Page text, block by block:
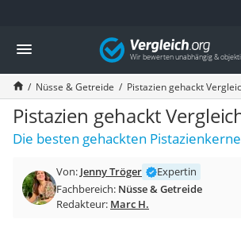
Die beliebtesten Vergleiche nach Kategorie
Lebensmittel
Schwarzkümmelöl
Knäckebrot
Schwarzkümmelöl-Kapseln
Manukahonig
Eiklar
Balsamico-Essig
Schwarzkümmelöl bio
Vergleich
Nüsse & Getreide Pistazien gehackt
Pistazien gehackt
Die besten gehackten
Von: Jenny Tröger
Expertin
Fachbereich: Nüsse & Getreide
Redakteur: Marc H.